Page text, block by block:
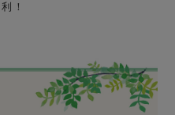
利！